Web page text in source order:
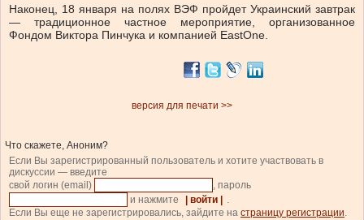
Наконец, 18 января на полях ВЭФ пройдет Украинский завтрак
— традиционное частное мероприятие, организованное
Фондом Виктора Пинчука и компанией EastOne.
версия для печати >>
Что скажете, Аноним?
Если Вы зарегистрированный пользователь и хотите участвовать в
дискуссии — введите
свой логин (email)
, пароль
и нажмите
| войти |
.
Если Вы еще не зарегистрировались, зайдите на страницу регистрации.